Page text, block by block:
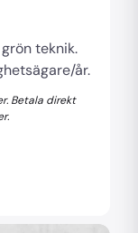
teknik.
år.
Betala direkt